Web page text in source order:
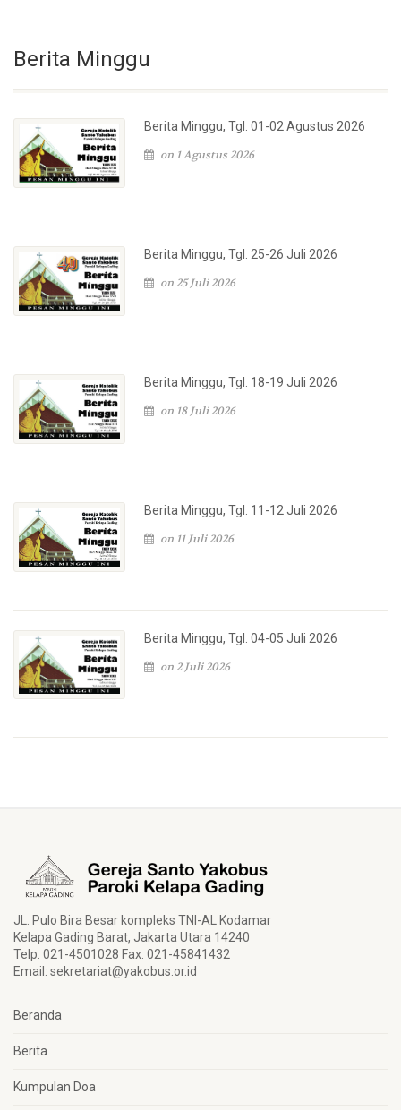
Berita Minggu
Berita Minggu, Tgl. 01-02 Agustus 2026
on 1 Agustus 2026
Berita Minggu, Tgl. 25-26 Juli 2026
on 25 Juli 2026
Berita Minggu, Tgl. 18-19 Juli 2026
on 18 Juli 2026
Berita Minggu, Tgl. 11-12 Juli 2026
on 11 Juli 2026
Berita Minggu, Tgl. 04-05 Juli 2026
on 2 Juli 2026
JL. Pulo Bira Besar kompleks TNI-AL Kodamar
Kelapa Gading Barat, Jakarta Utara 14240
Telp. 021-4501028 Fax. 021-45841432
Email: sekretariat@yakobus.or.id
Beranda
Berita
Kumpulan Doa